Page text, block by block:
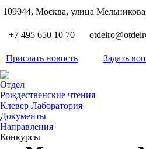
109044, Москва, улица
+7 495 650 10 70
Прислать новость Задать
Отдел
Рождественские чтения
Клевер Лаборатория
Документы
Направления
Конкурсы